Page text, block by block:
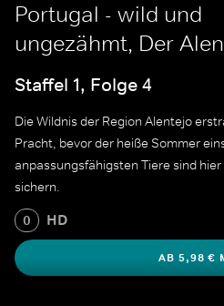
Portugal - wild und
ungezähmt, Der
Staffel 1, Folge 4
Die Wildnis der Region Alentejo
Pracht, bevor der heiße Sommer
anpassungsfähigsten Tiere sind
sichern.
0 HD
AB 5,98 €